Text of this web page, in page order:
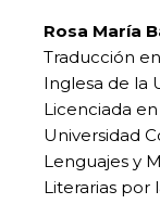
Rosa María
Traducción
Inglesa de la
Licenciada
Universidad
Lenguajes y
Literarias por